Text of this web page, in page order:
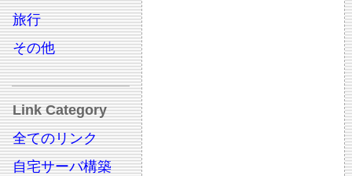
旅行
その他
Link Category
全てのリンク
自宅サーバ構築